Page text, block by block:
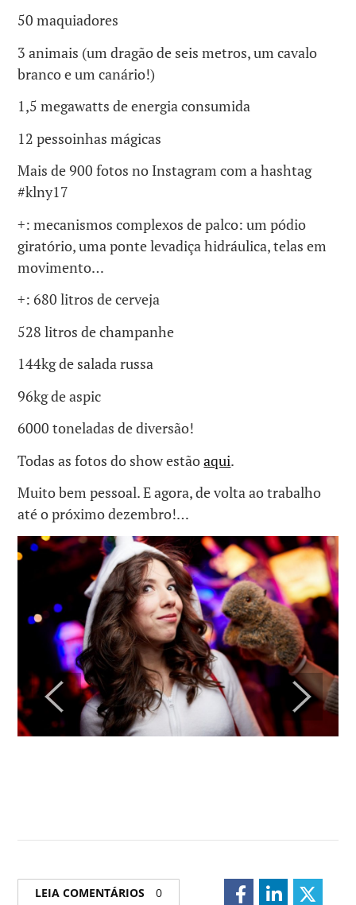
50 maquiadores
3 animais (um dragão de seis metros, um cavalo
branco e um canário!)
1,5 megawatts de energia consumida
12 pessoinhas mágicas
Mais de 900 fotos no Instagram com a hashtag
#klny17
+: mecanismos complexos de palco: um pódio
giratório, uma ponte levadiça hidráulica, telas em
movimento…
+: 680 litros de cerveja
528 litros de champanhe
144kg de salada russa
96kg de aspic
6000 toneladas de diversão!
Todas as fotos do show estãoaqui.
Muito bem pessoal. E agora, de volta ao trabalho
até o próximo dezembro!…
LEIA COMENTÁRIOS 0